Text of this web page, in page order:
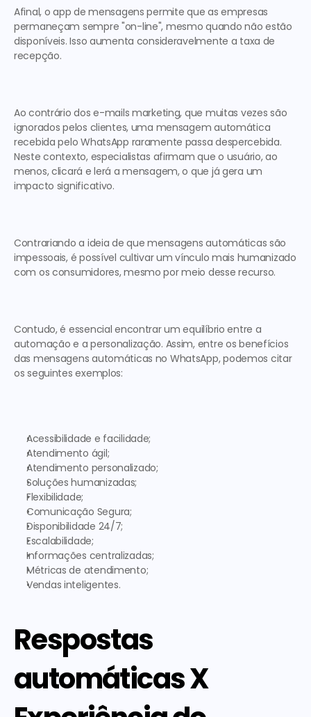
Afinal, o app de mensagens permite que as empresas
permaneçam sempre "on-line", mesmo quando não estão
disponíveis. Isso aumenta consideravelmente a taxa de
recepção.
Ao contrário dos e-mails marketing, que muitas vezes são
ignorados pelos clientes, uma mensagem automática
recebida pelo WhatsApp raramente passa despercebida.
Neste contexto, especialistas afirmam que o usuário, ao
menos, clicará e lerá a mensagem, o que já gera um
impacto significativo.
Contrariando a ideia de que mensagens automáticas são
impessoais, é possível cultivar um vínculo mais humanizado
com os consumidores, mesmo por meio desse recurso.
Contudo, é essencial encontrar um equilíbrio entre a
automação e a personalização. Assim, entre os benefícios
das mensagens automáticas no WhatsApp, podemos citar
os seguintes exemplos:
Acessibilidade e facilidade;
Atendimento ágil;
Atendimento personalizado;
Soluções humanizadas;
Flexibilidade;
Comunicação Segura;
Disponibilidade 24/7;
Escalabilidade;
Informações centralizadas;
Métricas de atendimento;
Vendas inteligentes.
Respostas
automáticas X